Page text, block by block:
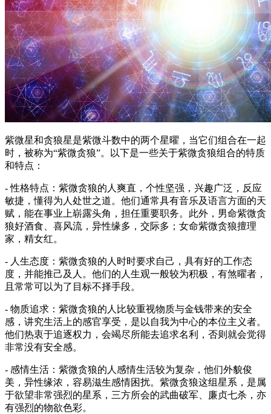
紫微星和贪狼星是紫微斗数中的两个星曜，当它们组合在一起
时，被称为“紫微贪狼”。以下是一些关于紫微贪狼组合的特质
和特点：
- 性格特点：紫微贪狼的人爽直，个性坚强，兴趣广泛，反应
敏捷，懂得为人处世之道。他们通常具有音乐及语言方面的天
赋，能在事业上崭露头角，担任重要职务。此外，男命紫微贪
狼好酒食、喜风流，异性缘多，交际多；女命紫微贪狼擅理
家，精女红。
- 人生态度：紫微贪狼的人时时要求自己，具有好的工作态
度，并能推己及人。他们的人生观一般较为积极，有煞曜者，
且常常可以为了目标不择手段。
- 物质追求：紫微贪狼的人比较重视物质与金钱带来的安全
感，讲究生活上的感官享受，是以自我为中心的本位主义者。
他们热衷于追逐权力，会竭尽所能去追求名利，否则就会觉得
非常没有安全感。
- 感情生活：紫微贪狼的人感情生活较为复杂，他们外貌俊
美，异性缘浓，容易滋生感情困扰。紫微贪狼这组星系，是属
于欲望非常强烈的星系，三方所会的武曲破军、廉贞七杀，亦
有强烈的物欲色彩。